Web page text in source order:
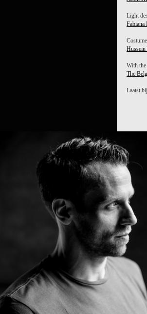
Light
Fabiana
Hussein
With
The
Laatst